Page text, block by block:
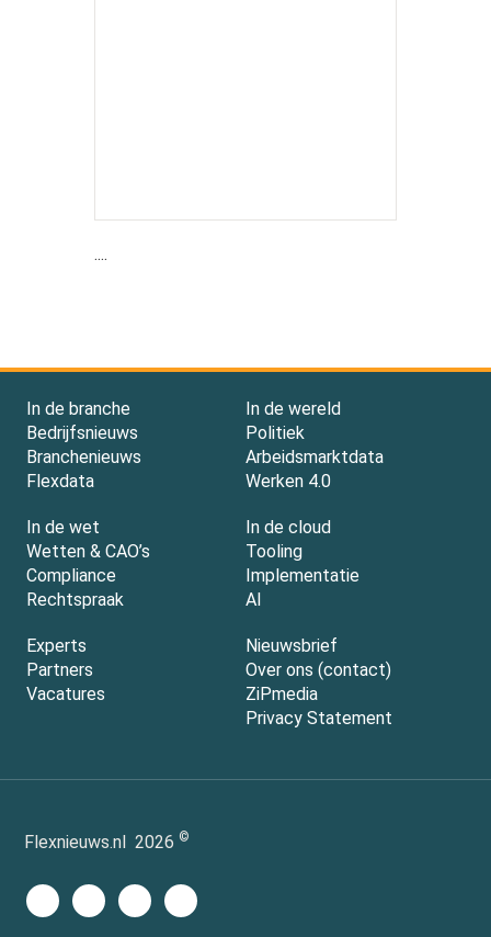
....
In de branche
Bedrijfsnieuws
Branchenieuws
Flexdata
In de wereld
Politiek
Arbeidsmarktdata
Werken 4.0
In de wet
Wetten & CAO’s
Compliance
Rechtspraak
In de cloud
Tooling
Implementatie
AI
Experts
Partners
Vacatures
Nieuwsbrief
Over ons (contact)
ZiPmedia
Privacy Statement
Flexnieuws.nl 2026 ©